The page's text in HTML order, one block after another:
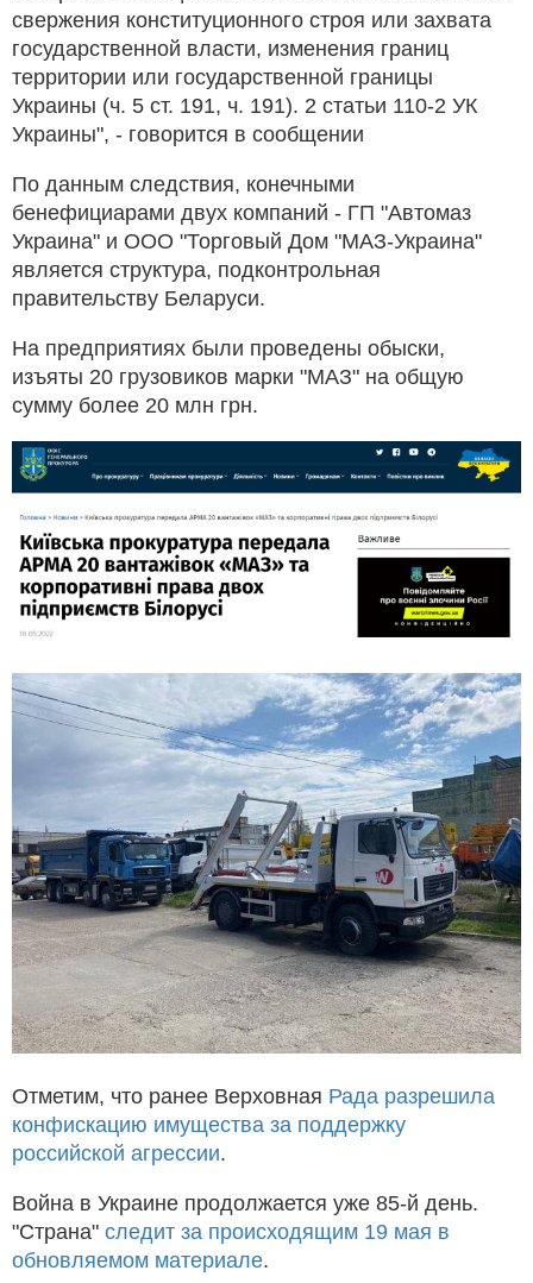
свержения конституционного строя или захвата
государственной власти, изменения границ
территории или государственной границы
Украины (ч. 5 ст. 191, ч. 191). 2 статьи 110-2 УК
Украины", - говорится в сообщении
По данным следствия, конечными
бенефициарами двух компаний - ГП "Автомаз
Украина" и ООО "Торговый Дом "МАЗ-Украина"
является структура, подконтрольная
правительству Беларуси.
На предприятиях были проведены обыски,
изъяты 20 грузовиков марки "МАЗ" на общую
сумму более 20 млн грн.
Отметим, что ранее Верховная Рада разрешила
конфискацию имущества за поддержку
российской агрессии.
Война в Украине продолжается уже 85-й день.
"Страна" следит за происходящим 19 мая в
обновляемом материале.